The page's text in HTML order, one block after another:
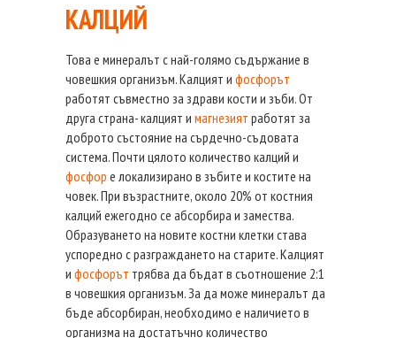
КАЛЦИЙ
Това е минералът с най-голямо съдържание в
човешкия организъм. Калцият и фосфорът
работят съвместно за здрави кости и зъби. От
друга страна- калцият и магнезият работят за
доброто състояние на сърдечно-съдовата
система. Почти цялото количество калций и
фосфор е локализирано в зъбите и костите на
човек. При възрастните, около 20% от костния
калций ежегодно се абсорбира и замества.
Образуването на новите костни клетки става
успоредно с разграждането на старите. Калцият
и фосфорът трябва да бъдат в съотношение 2:1
в човешкия организъм. За да може минералът да
бъде абсорбиран, необходимо е наличието в
организма на достатъчно количество